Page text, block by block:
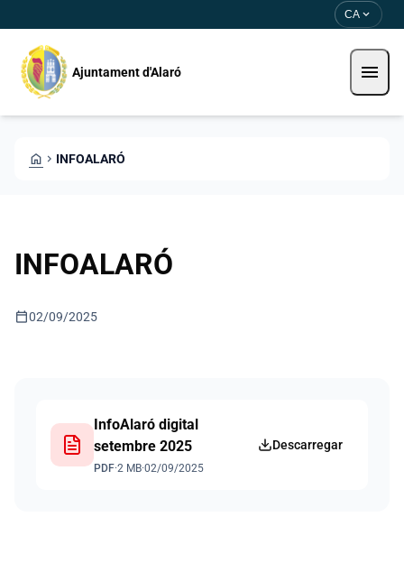
CA expand_more
Ajuntament d'Alaró menu
HOME CHEVRON_RIGHT INFOALARÓ
INFOALARÓ
calendar_today02/09/2025
InfoAlaró digital
setembre 2025
PDF·2 MB·02/09/2025
Descarregar